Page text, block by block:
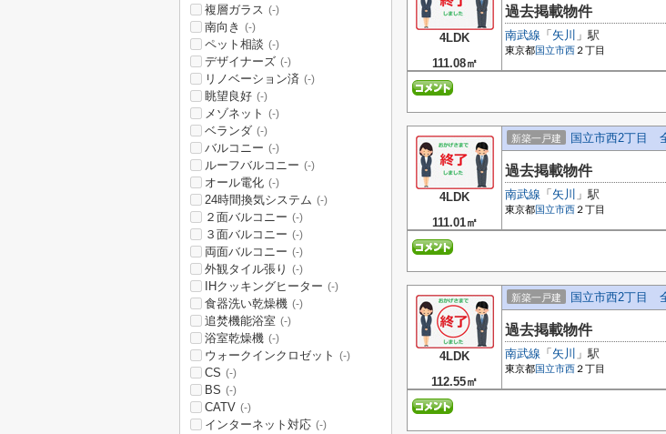
4LDK
111.08㎡
過去掲載物件
南武線 「 矢川 」駅
東京都国立市西 ２丁目
4LDK
111.01㎡
新築一戸建 国立市西2丁目
過去掲載物件
南武線 「 矢川 」駅
東京都国立市西 ２丁目
4LDK
112.55㎡
新築一戸建 国立市西2丁目
過去掲載物件
南武線 「 矢川 」駅
東京都国立市西 ２丁目
複層ガラス (-)
南向き (-)
ペット相談 (-)
デザイナーズ (-)
リノベーション済 (-)
眺望良好 (-)
メゾネット (-)
ベランダ (-)
バルコニー (-)
ルーフバルコニー (-)
オール電化 (-)
24時間換気システム (-)
２面バルコニー (-)
３面バルコニー (-)
両面バルコニー (-)
外観タイル張り (-)
IHクッキングヒーター (-)
食器洗い乾燥機 (-)
追焚機能浴室 (-)
浴室乾燥機 (-)
ウォークインクロゼット (-)
CS (-)
BS (-)
CATV (-)
インターネット対応 (-)